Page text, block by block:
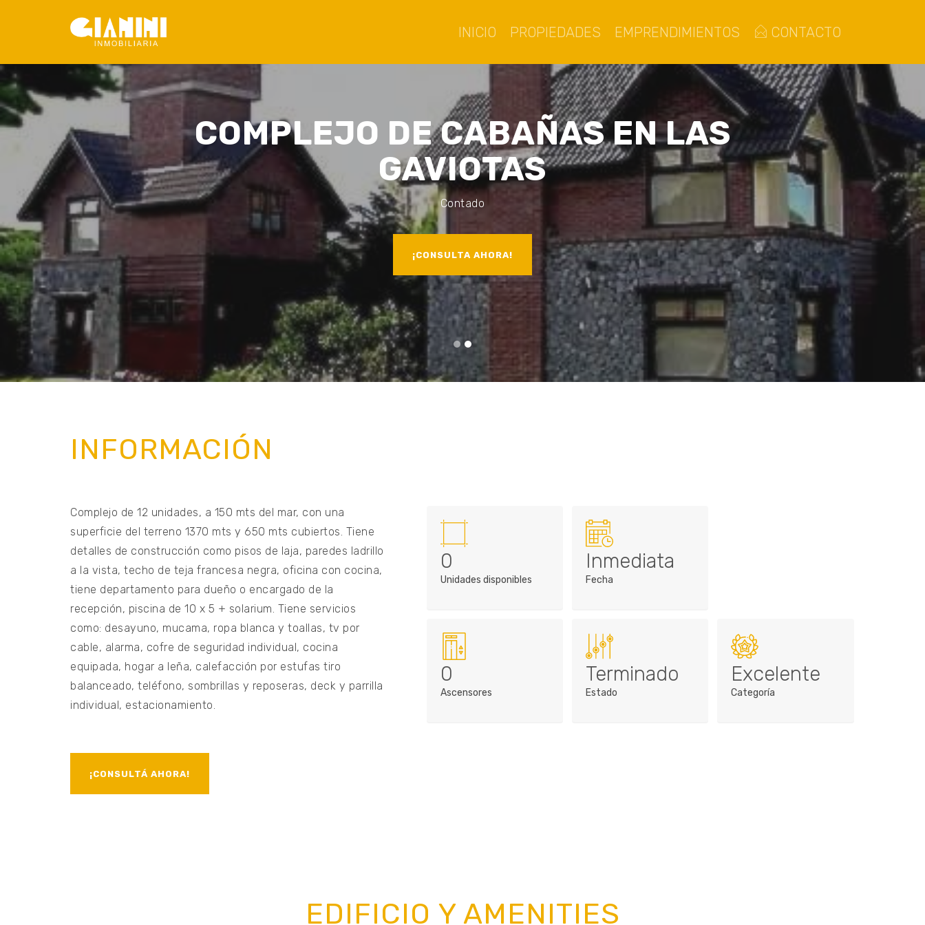
INICIO PROPIEDADES EMPRENDIMIENTOS CONTACTO
COMPLEJO DE CABAÑAS EN LAS
GAVIOTAS
Contado
¡CONSULTA AHORA!
INFORMACIÓN
Complejo de 12 unidades, a 150 mts del mar, con una
superficie del terreno 1370 mts y 650 mts cubiertos. Tiene
detalles de construcción como pisos de laja, paredes ladrillo
a la vista, techo de teja francesa negra, oficina con cocina,
tiene departamento para dueño o encargado de la
recepción, piscina de 10 x 5 + solarium. Tiene servicios
como: desayuno, mucama, ropa blanca y toallas, tv por
cable, alarma, cofre de seguridad individual, cocina
equipada, hogar a leña, calefacción por estufas tiro
balanceado, teléfono, sombrillas y reposeras, deck y parrilla
individual, estacionamiento.
¡CONSULTÁ AHORA!
0
Unidades disponibles
Inmediata
Fecha
0
Ascensores
Terminado
Estado
Excelente
Categoría
EDIFICIO Y AMENITIES